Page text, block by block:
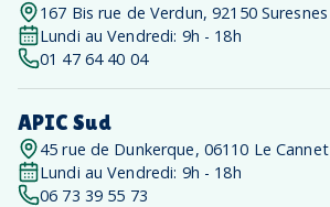
167 Bis rue de Verdun, 92150 Suresnes
Lundi au Vendredi: 9h - 18h
01 47 64 40 04
APIC Sud
45 rue de Dunkerque, 06110 Le Cannet
Lundi au Vendredi: 9h - 18h
06 73 39 55 73